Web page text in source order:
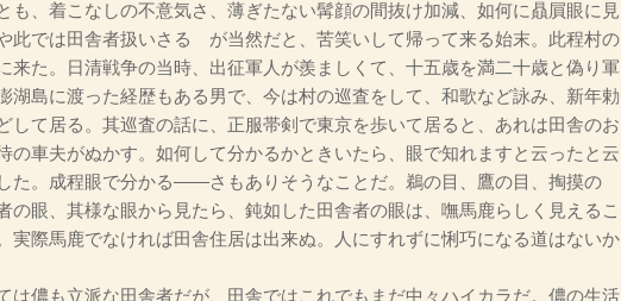
も、着こなしの不意気さ、薄ぎたない髯顔の間抜け加減、如何に贔屓眼に見
では田舎者扱いさるゝが当然だと、苦笑いして帰って来る始末。此程村の
来た。日清戦争の当時、出征軍人が羨ましくて、十五歳を満二十歳と偽り軍
湖島に渡った経歴もある男で、今は村の巡査をして、和歌など詠み、新年勅
して居る。其巡査の話に、正服帯剣で東京を歩いて居ると、あれは田舎のお
の車夫がぬかす。如何して分かるかときいたら、眼で知れますと云ったと云
た。成程眼で分かる――さもありそうなことだ。鵜の目、鷹の目、掏摸の
の眼、其様な眼から見たら、鈍如した田舎者の眼は、嘸馬鹿らしく見えるこ
実際馬鹿でなければ田舎住居は出来ぬ。人にすれずに悧巧になる道はないか
は儂も立派な田舎者だが、田舎ではこれでもまだ中々ハイカラだ。儂の生活